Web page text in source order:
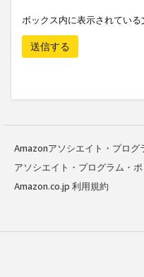
ボックス内に表示されている
送信する
Amazonアソシエイト・プログ
アソシエイト・プログラム・
Amazon.co.jp 利用規約